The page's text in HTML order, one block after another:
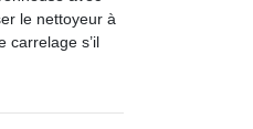
le nettoyeur à
carrelage s’il